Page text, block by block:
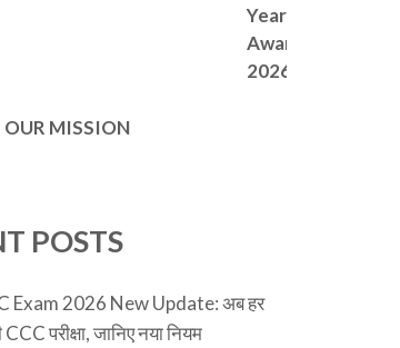
Year
Award –
2026
OUR MISSION
POSTS
Exam 2026 New Update: अब हर
CCC परीक्षा, जानिए नया नियम